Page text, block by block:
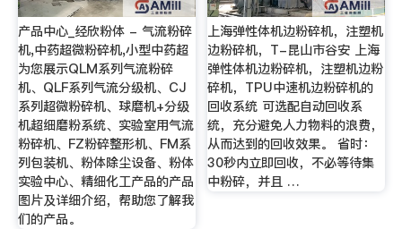
产品中心_经欣粉体 - 气流粉碎
机,中药超微粉碎机,小型中药超
为您展示QLM系列气流粉碎
机、QLF系列气流分级机、CJ
系列超微粉碎机、球磨机+分级
机超细磨粉系统、实验室用气流
粉碎机、FZ粉碎整形机、FM系
列包装机、粉体除尘设备、粉体
实验中心、精细化工产品的产品
图片及详细介绍，帮助您了解我
们的产品。
上海弹性体机边粉碎机，注塑机
边粉碎机，T-昆山市谷安 上海
弹性体机边粉碎机，注塑机边粉
碎机，TPU中速机边粉碎机的
回收系统 可选配自动回收系
统，充分避免人力物料的浪费，
从而达到的回收效果。 省时：
30秒内立即回收，不必等待集
中粉碎，并且 …